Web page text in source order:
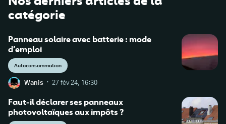
catégorie
Panneau solaire avec batterie : mode
d’emploi
Autoconsommation
Wanis · 27 fév 24, 16:30
Faut-il déclarer ses panneaux
photovoltaïques aux impôts ?